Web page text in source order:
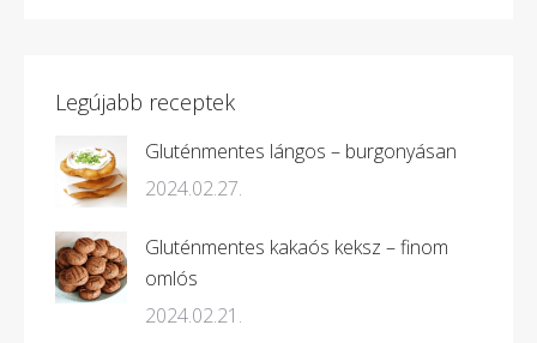
Legújabb receptek
Gluténmentes lángos – burgonyásan
2024.02.27.
Gluténmentes kakaós keksz – finom
omlós
2024.02.21.